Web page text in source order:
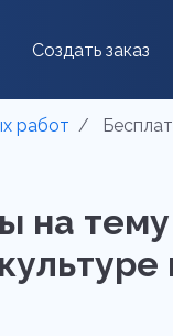
Создать заказ
работ
на